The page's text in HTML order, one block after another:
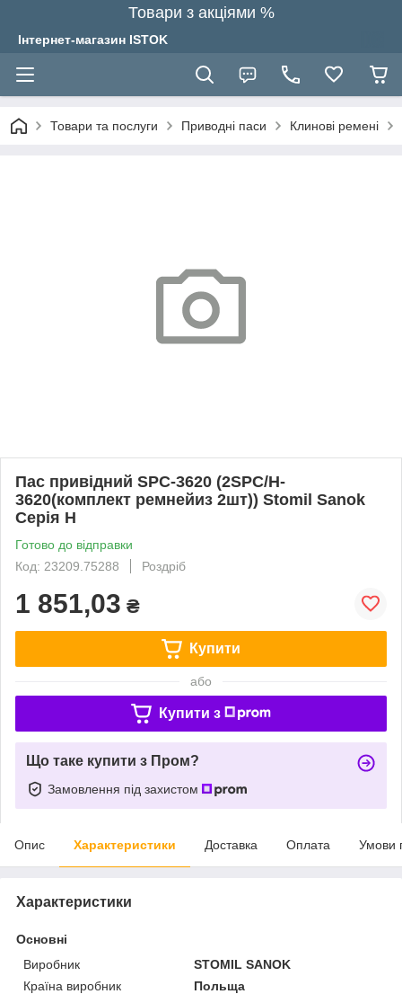
Товари з акціями %
Інтернет-магазин ISTOK
Товари та послуги Приводні паси Клинові ремені
Пас привідний SPC-3620 (2SPC/H-
3620(комплект ремнейиз 2шт)) Stomil Sanok
Серія H
Готово до відправки
Код: 23209.75288
Роздріб
1 851,03 ₴
Купити
або
Купити з
Що таке купити з Пром?
Замовлення під захистом
Опис Характеристики Доставка Оплата Умови
Характеристики
Основні
Виробник
STOMIL SANOK
Країна виробник
Польща